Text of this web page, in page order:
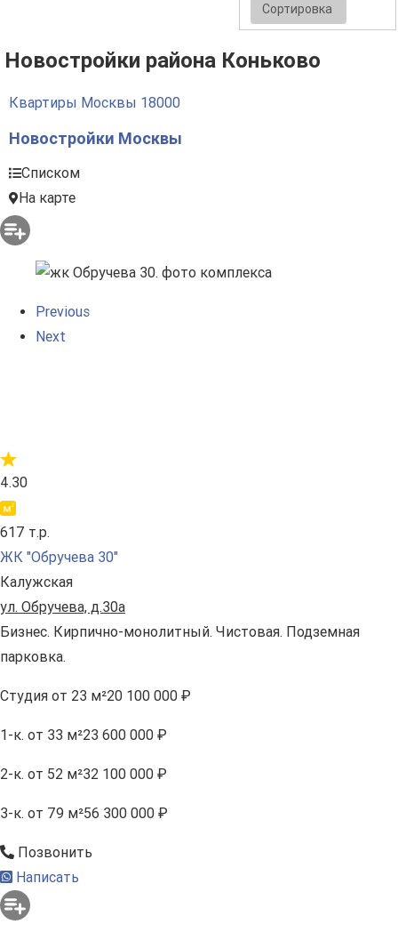
Сортировка
Новостройки района Коньково
Квартиры Москвы 18000
Новостройки Москвы
Списком
На карте
Previous
Next
4.30
617 т.р.
ЖК "Обручева 30"
Калужская
ул. Обручева, д.30а
Бизнес. Кирпично-монолитный. Чистовая. Подземная
парковка.
Студия от 23 м²20 100 000 ₽
1-к. от 33 м²23 600 000 ₽
2-к. от 52 м²32 100 000 ₽
3-к. от 79 м²56 300 000 ₽
Позвонить
Написать